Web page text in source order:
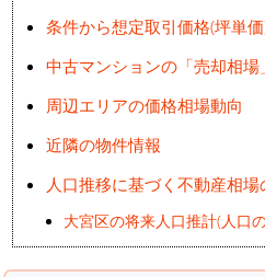
条件から想定取引価格(坪単
中古マンションの「売却相場
周辺エリアの価格相場動向
近隣の物件情報
人口推移に基づく不動産相場
大宮区の将来人口推計(人口